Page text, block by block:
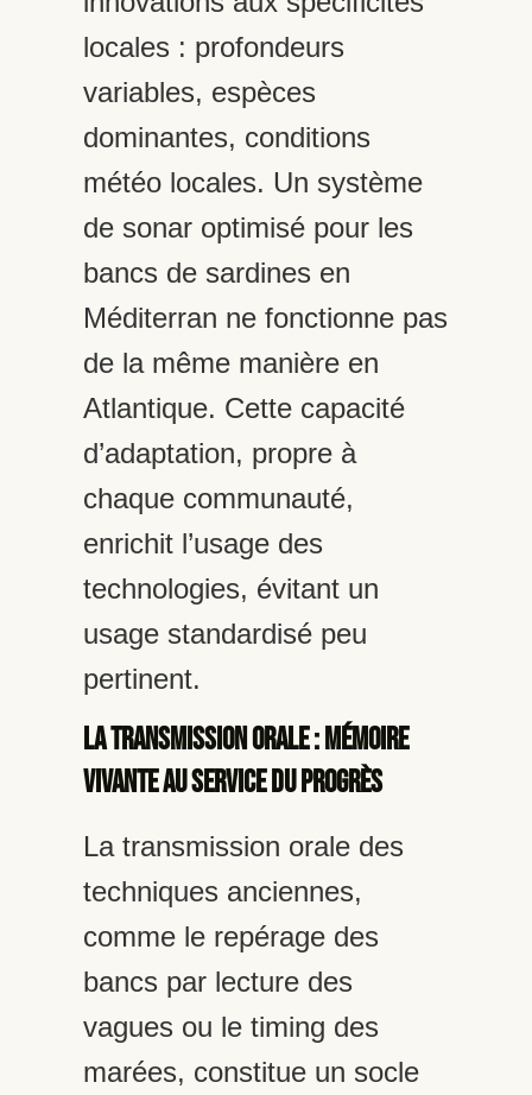
locales : profondeurs
variables, espèces
dominantes, conditions
météo locales. Un système
de sonar optimisé pour les
bancs de sardines en
Méditerran ne fonctionne pas
de la même manière en
Atlantique. Cette capacité
d’adaptation, propre à
chaque communauté,
enrichit l’usage des
technologies, évitant un
usage standardisé peu
pertinent.
La transmission orale : mémoire
vivante au service du progrès
La transmission orale des
techniques anciennes,
comme le repérage des
bancs par lecture des
vagues ou le timing des
marées, constitue un socle